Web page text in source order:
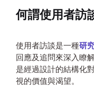
何謂使用者訪
使用者訪談是一種研
回應及追問來深入瞭
是經過設計的結構化
視的價值與渴望。